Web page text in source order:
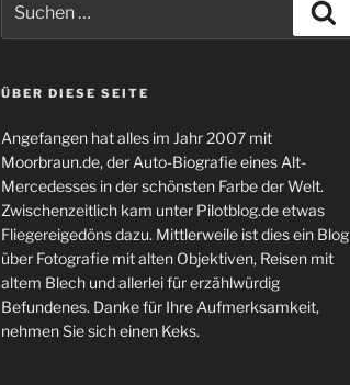
nach:
ÜBER DIESE SEITE
Angefangen hat alles im Jahr 2007 mit
Moorbraun.de, der Auto-Biografie eines Alt-
Mercedesses in der schönsten Farbe der Welt.
Zwischenzeitlich kam unter Pilotblog.de etwas
Fliegereigedöns dazu. Mittlerweile ist dies ein Blog
über Fotografie mit alten Objektiven, Reisen mit
altem Blech und allerlei für erzählwürdig
Befundenes. Danke für Ihre Aufmerksamkeit,
nehmen Sie sich einen Keks.